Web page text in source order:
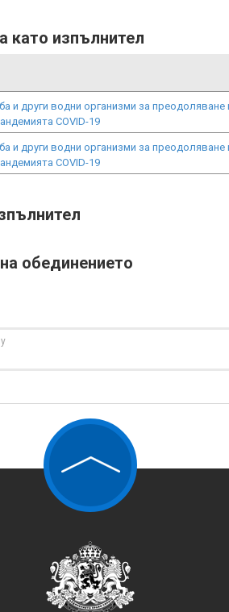
като изпълнител
и други водни организми за преодоляване
COVID-19
и други водни организми за преодоляване
COVID-19
обединението